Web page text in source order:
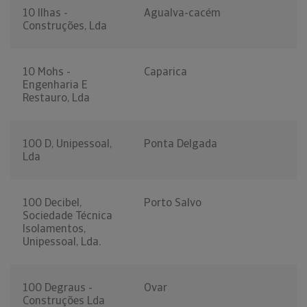
10 Ilhas -
Construções, Lda
Agualva-cacém
10 Mohs -
Engenharia E
Restauro, Lda
Caparica
100 D, Unipessoal,
Lda
Ponta Delgada
100 Decibel,
Sociedade Técnica
Isolamentos,
Unipessoal, Lda.
Porto Salvo
100 Degraus -
Construções Lda
Ovar